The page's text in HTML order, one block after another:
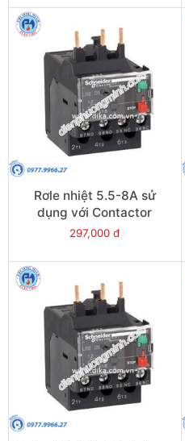
Rơle nhiệt 5.5-8A sử
dụng với Contactor
LC1E09-E38 - Model
297,000 đ